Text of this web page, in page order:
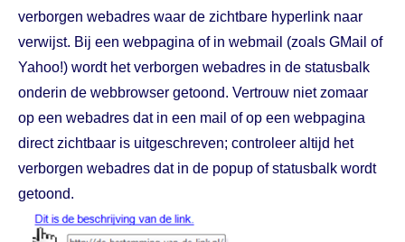
verborgen webadres waar de zichtbare hyperlink naar
verwijst. Bij een webpagina of in webmail (zoals GMail of
Yahoo!) wordt het verborgen webadres in de statusbalk
onderin de webbrowser getoond. Vertrouw niet zomaar
op een webadres dat in een mail of op een webpagina
direct zichtbaar is uitgeschreven; controleer altijd het
verborgen webadres dat in de popup of statusbalk wordt
getoond.